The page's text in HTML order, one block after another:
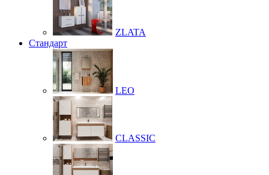
ZLATA
Стандарт
LEO
CLASSIC